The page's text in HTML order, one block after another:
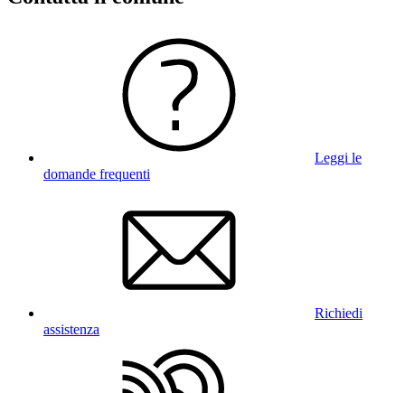
Leggi le
domande frequenti
Richiedi
assistenza